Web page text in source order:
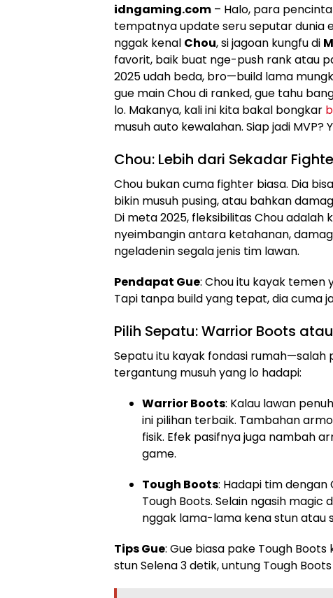
idngaming.com – Halo, para
tempatnya update seru seputar dunia
nggak kenal Chou, si jagoan kungfu di
favorit, baik buat nge-push rank atau
2025 udah beda, bro—build lama
gue main Chou di ranked, gue tahu
lo. Makanya, kali ini kita bakal bongkar
musuh auto kewalahan. Siap jadi MVP?
Chou: Lebih dari Sekadar
Chou bukan cuma fighter biasa. Dia
bikin musuh pusing, atau bahkan
Di meta 2025, fleksibilitas Chou adalah
nyeimbangin antara ketahanan,
ngeladenin segala jenis tim lawan.
Pendapat Gue: Chou itu kayak temen
Tapi tanpa build yang tepat, dia cuma
Pilih Sepatu: Warrior Boots
Sepatu itu kayak fondasi rumah—salah
tergantung musuh yang lo hadapi:
Warrior Boots: Kalau lawan
ini pilihan terbaik. Tambahan
fisik. Efek pasifnya juga nambah
game.
Tough Boots: Hadapi tim
Tough Boots. Selain ngasih magic
nggak lama-lama kena stun atau
Tips Gue: Gue biasa pake Tough
stun Selena 3 detik, untung Tough